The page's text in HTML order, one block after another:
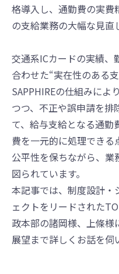
格導入し、通勤費の実費
の支給業務の大幅な見直
交通系ICカードの実績、
合わせた“実在性のある
SAPPHIREの仕組みによ
つつ、不正や誤申請を排
て、給与支給となる通勤
費を一元的に処理できる
公平性を保ちながら、
図られています。
本記事では、制度設計・
ェクトをリードされた
政本部の諸岡様、上條
展望まで詳しくお話を伺